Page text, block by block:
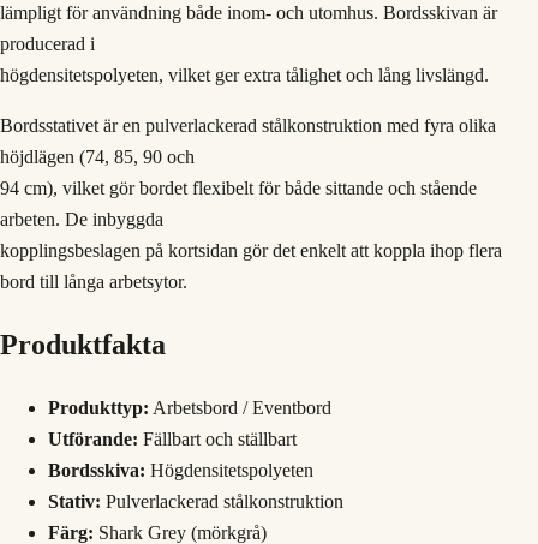
lämpligt för användning både inom- och utomhus. Bordsskivan är
producerad i
högdensitetspolyeten, vilket ger extra tålighet och lång livslängd.
Bordsstativet är en pulverlackerad stålkonstruktion med fyra olika
höjdlägen (74, 85, 90 och
94 cm), vilket gör bordet flexibelt för både sittande och stående
arbeten. De inbyggda
kopplingsbeslagen på kortsidan gör det enkelt att koppla ihop flera
bord till långa arbetsytor.
Produktfakta
Produkttyp: Arbetsbord / Eventbord
Utförande: Fällbart och ställbart
Bordsskiva: Högdensitetspolyeten
Stativ: Pulverlackerad stålkonstruktion
Färg: Shark Grey (mörkgrå)